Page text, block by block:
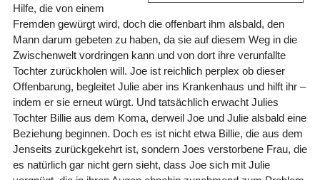
Hilfe, die von einem
Fremden gewürgt wird, doch die offenbart ihm alsbald, den
Mann darum gebeten zu haben, da sie auf diesem Weg in die
Zwischenwelt vordringen kann und von dort ihre verunfallte
Tochter zurückholen will. Joe ist reichlich perplex ob dieser
Offenbarung, begleitet Julie aber ins Krankenhaus und hilft ihr –
indem er sie erneut würgt. Und tatsächlich erwacht Julies
Tochter Billie aus dem Koma, derweil Joe und Julie alsbald eine
Beziehung beginnen. Doch es ist nicht etwa Billie, die aus dem
Jenseits zurückgekehrt ist, sondern Joes verstorbene Frau, die
es natürlich gar nicht gern sieht, dass Joe sich mit Julie